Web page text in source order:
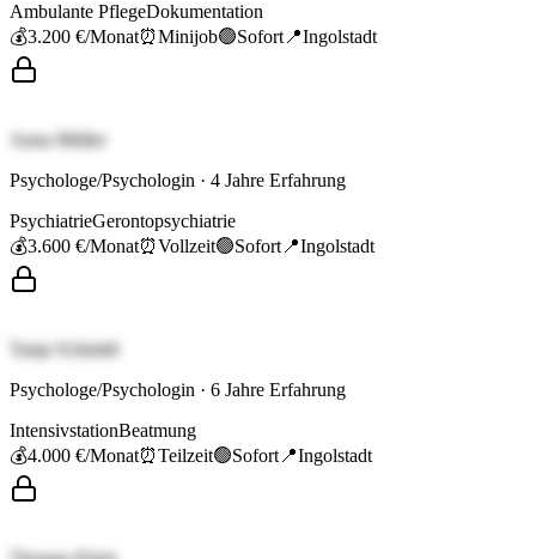
Ambulante PflegeDokumentation
💰3.200 €/Monat⏰Minijob🟢Sofort 📍Ingolstadt
Anna Müller
Psychologe/Psychologin · 4 Jahre Erfahrung
PsychiatrieGerontopsychiatrie
💰3.600 €/Monat⏰Vollzeit🟢Sofort 📍Ingolstadt
Tanja Schmidt
Psychologe/Psychologin · 6 Jahre Erfahrung
IntensivstationBeatmung
💰4.000 €/Monat⏰Teilzeit🟢Sofort 📍Ingolstadt